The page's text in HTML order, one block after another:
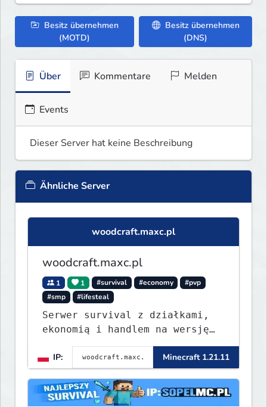
Besitz übernehmen
(MOTD)
Besitz übernehmen
(DNS)
Über Kommentare Melden
Events
Dieser Server hat keine Beschreibung
Ähnliche Server
woodcraft.maxc.pl
woodcraft.maxc.pl
1 1 #survival #economy
#pvp
#smp
#lifesteal
Serwer survival z działkami,
ekonomią i handlem na wersję
1.8 - 26.1.1. Rekru ON
IP:
Minecraft 1.21.11